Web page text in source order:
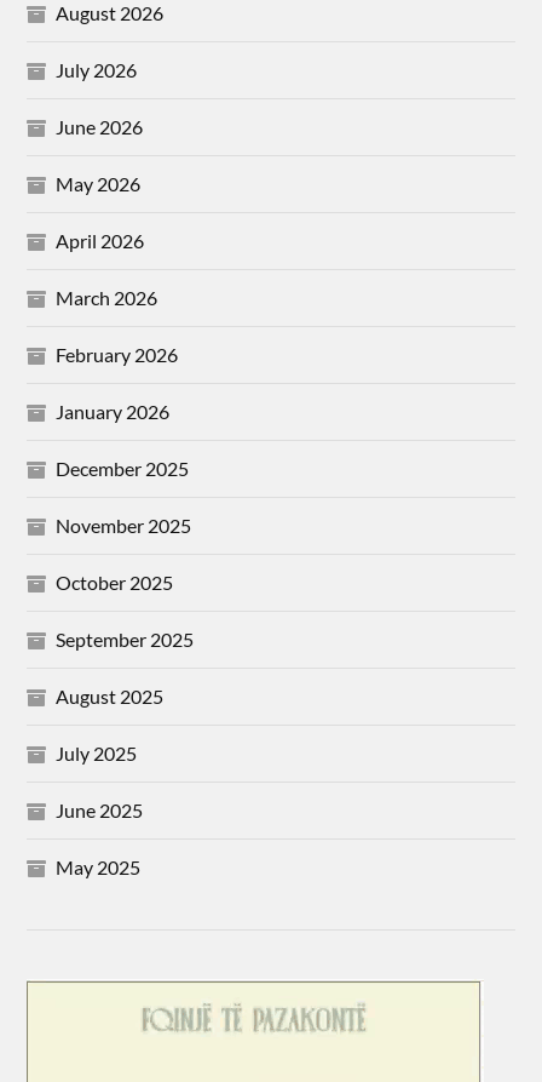
August 2026
July 2026
June 2026
May 2026
April 2026
March 2026
February 2026
January 2026
December 2025
November 2025
October 2025
September 2025
August 2025
July 2025
June 2025
May 2025